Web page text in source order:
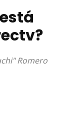
Romero